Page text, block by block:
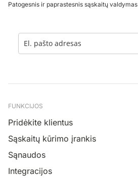
Patogesnis ir paprastesnis sąskaitų valdymas
FUNKCIJOS
Pridėkite klientus
Sąskaitų kūrimo įrankis
Sąnaudos
Integracijos